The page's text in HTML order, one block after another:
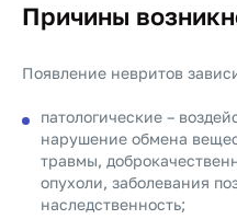
Причины
Появление невритов
патологические –
нарушение обмена
травмы,
опухоли, заболевания
наследственность;